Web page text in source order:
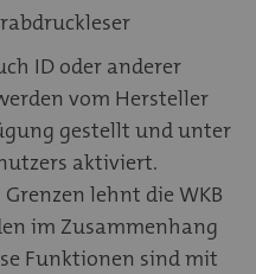
ID oder anderer
vom Hersteller
gestellt und unter
aktiviert.
lehnt die WKB
im Zusammenhang
Funktionen sind mit